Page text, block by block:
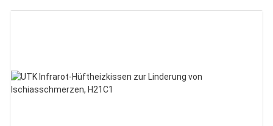
Linderung von Finger- und Handgelenkschmerzen –